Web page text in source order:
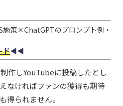
施策×ChatGPTのプロンプト例・
ド◀︎◀︎
作しYouTubeに投稿したとし
なければファンの獲得も期待
得られません。